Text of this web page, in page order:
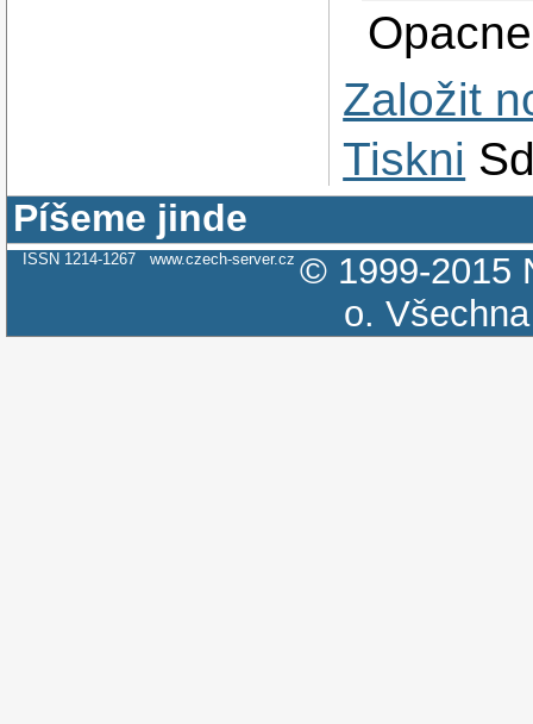
Založit
Tiskni
Píšeme jinde
ISSN 1214-1267 www.czech-server.cz © 1999-2015
o.